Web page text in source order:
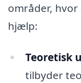
områder, hvor
hjælp:
Teoretisk
tilbyder